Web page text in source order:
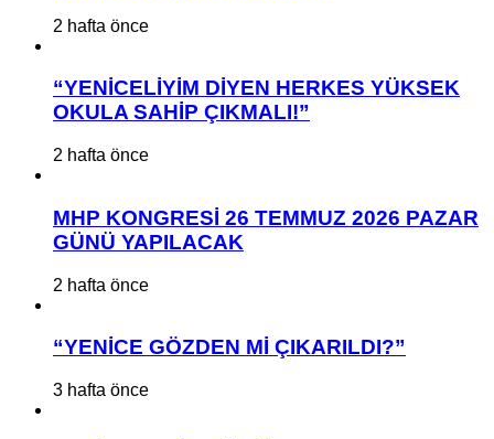
2 hafta önce
“YENİCELİYİM DİYEN HERKES YÜKSEK
OKULA SAHİP ÇIKMALI!”
2 hafta önce
MHP KONGRESİ 26 TEMMUZ 2026 PAZAR
GÜNÜ YAPILACAK
2 hafta önce
“YENİCE GÖZDEN Mİ ÇIKARILDI?”
3 hafta önce